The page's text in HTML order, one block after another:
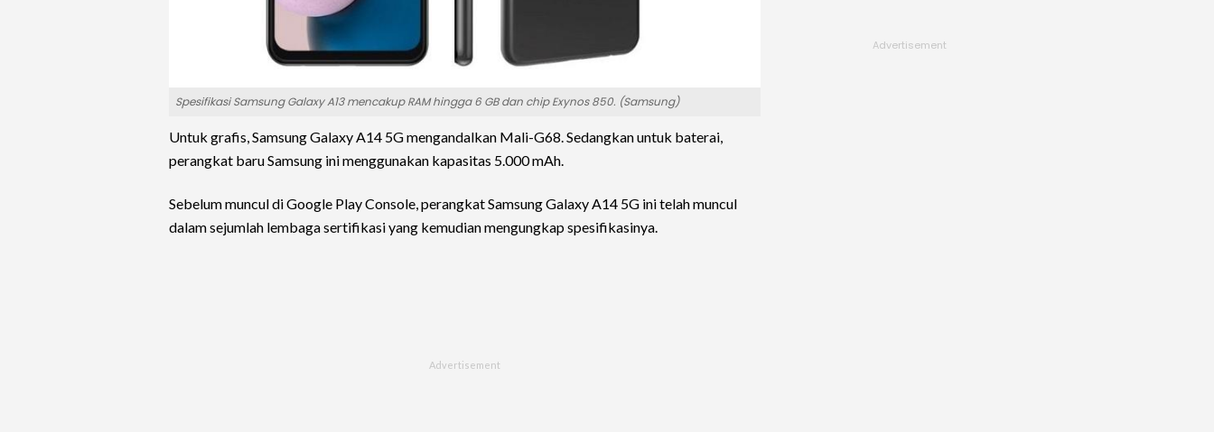
Spesifikasi Samsung Galaxy A13 mencakup RAM hingga 6 GB dan chip Exynos 850. (Samsung)
Untuk grafis, Samsung Galaxy A14 5G mengandalkan Mali-G68. Sedangkan untuk baterai,
perangkat baru Samsung ini menggunakan kapasitas 5.000 mAh.
Sebelum muncul di Google Play Console, perangkat Samsung Galaxy A14 5G ini telah muncul
dalam sejumlah lembaga sertifikasi yang kemudian mengungkap spesifikasinya.